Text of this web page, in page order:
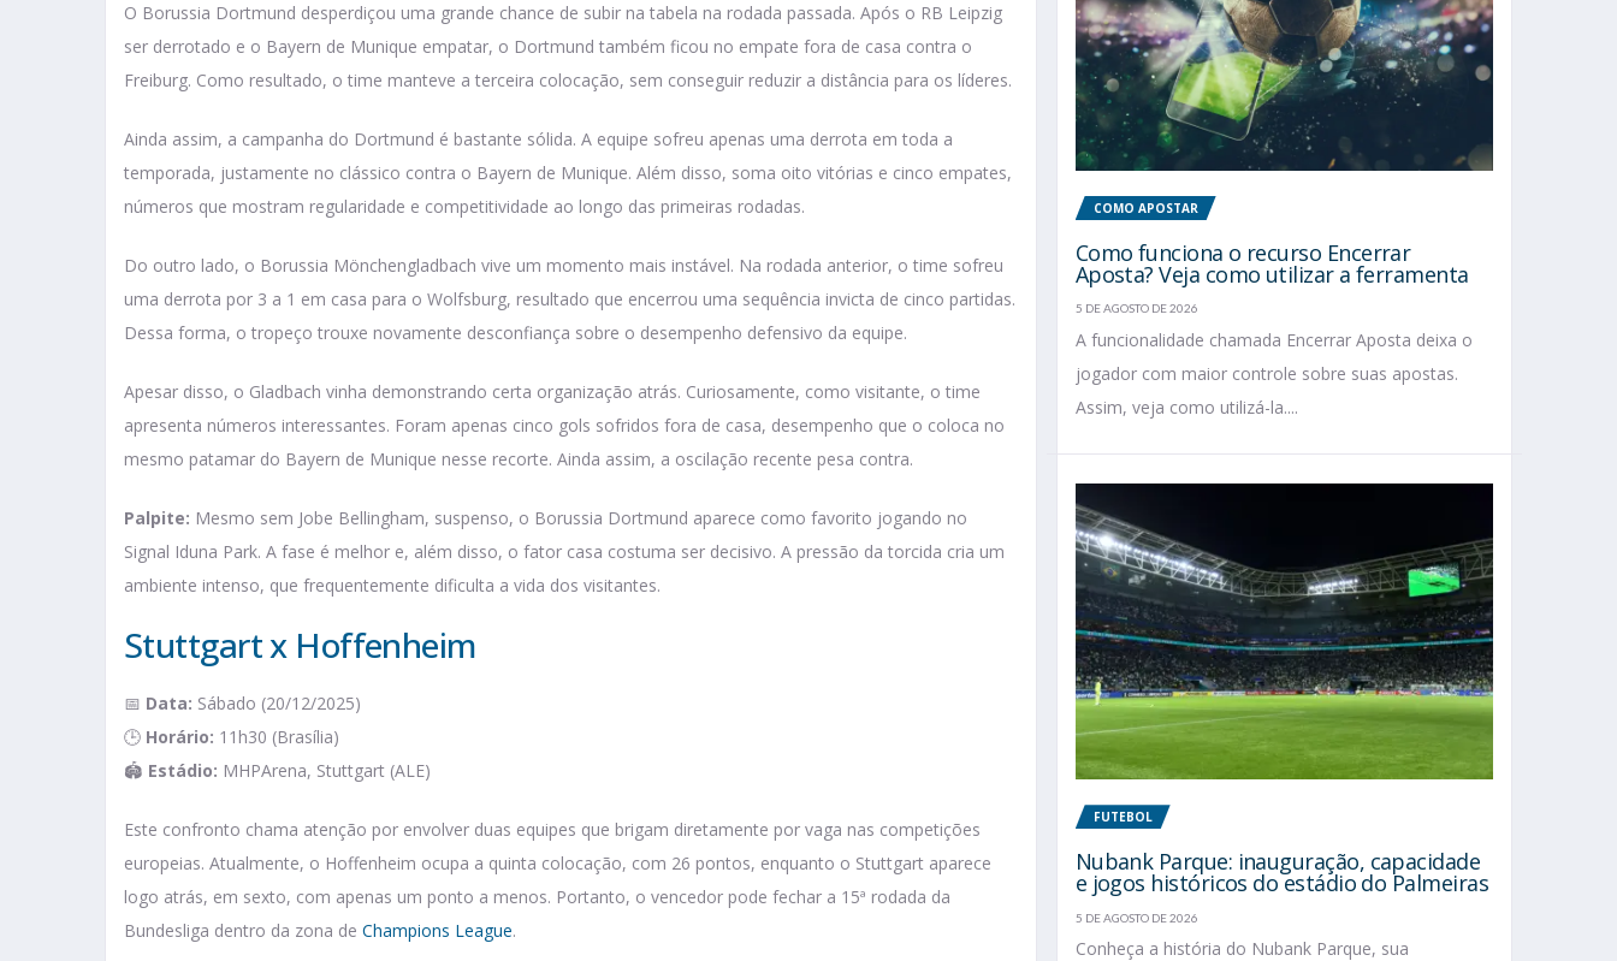
O Borussia Dortmund desperdiçou uma grande chance de subir na tabela na rodada passada. Após o RB Leipzig
ser derrotado e o Bayern de Munique empatar, o Dortmund também ficou no empate fora de casa contra o
Freiburg. Como resultado, o time manteve a terceira colocação, sem conseguir reduzir a distância para os líderes.
Ainda assim, a campanha do Dortmund é bastante sólida. A equipe sofreu apenas uma derrota em toda a
temporada, justamente no clássico contra o Bayern de Munique. Além disso, soma oito vitórias e cinco empates,
números que mostram regularidade e competitividade ao longo das primeiras rodadas.
Do outro lado, o Borussia Mönchengladbach vive um momento mais instável. Na rodada anterior, o time sofreu
uma derrota por 3 a 1 em casa para o Wolfsburg, resultado que encerrou uma sequência invicta de cinco partidas.
Dessa forma, o tropeço trouxe novamente desconfiança sobre o desempenho defensivo da equipe.
Apesar disso, o Gladbach vinha demonstrando certa organização atrás. Curiosamente, como visitante, o time
apresenta números interessantes. Foram apenas cinco gols sofridos fora de casa, desempenho que o coloca no
mesmo patamar do Bayern de Munique nesse recorte. Ainda assim, a oscilação recente pesa contra.
Palpite: Mesmo sem Jobe Bellingham, suspenso, o Borussia Dortmund aparece como favorito jogando no
Signal Iduna Park. A fase é melhor e, além disso, o fator casa costuma ser decisivo. A pressão da torcida cria um
ambiente intenso, que frequentemente dificulta a vida dos visitantes.
Stuttgart x Hoffenheim
📅 Data: Sábado (20/12/2025)
🕒 Horário: 11h30 (Brasília)
🏟️ Estádio: MHPArena, Stuttgart (ALE)
Este confronto chama atenção por envolver duas equipes que brigam diretamente por vaga nas competições
europeias. Atualmente, o Hoffenheim ocupa a quinta colocação, com 26 pontos, enquanto o Stuttgart aparece
logo atrás, em sexto, com apenas um ponto a menos. Portanto, o vencedor pode fechar a 15ª rodada da
Bundesliga dentro da zona de Champions League.
COMO APOSTAR
Como funciona o recurso Encerrar
Aposta? Veja como utilizar a ferramenta
5 DE AGOSTO DE 2026
A funcionalidade chamada Encerrar Aposta deixa o
jogador com maior controle sobre suas apostas.
Assim, veja como utilizá-la....
FUTEBOL
Nubank Parque: inauguração, capacidade
e jogos históricos do estádio do Palmeiras
5 DE AGOSTO DE 2026
Conheça a história do Nubank Parque, sua